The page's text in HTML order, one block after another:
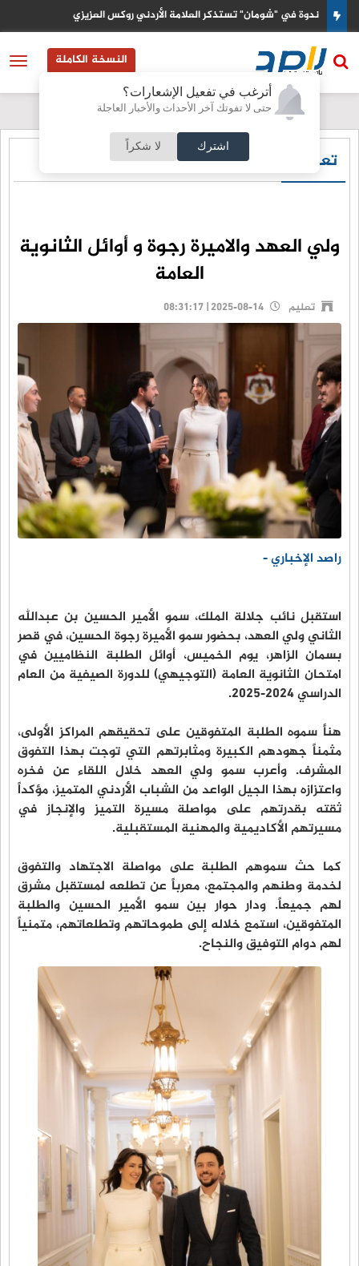
أترغب في تفعيل الإشعارات؟
حتى لا تفوتك آخر الأحداث والأخبار العاجلة
اشترك لا شكراً
حماس تؤكد جاهزيتها لتنفيذ اتفاق غزة وتطالب بضغط اميركي على
النسخة الكاملة
تعليم
ولي العهد والاميرة رجوة و أوائل الثانوية
العامة
تعليم
راصد الإخباري -
استقبل نائب جلالة الملك، سمو الأمير الحسين بن عبدالله
الثاني ولي العهد، بحضور سمو الأميرة رجوة الحسين، في قصر
بسمان الزاهر، يوم الخميس، أوائل الطلبة النظاميين في
امتحان الثانوية العامة (التوجيهي) للدورة الصيفية من العام
الدراسي 2024-2025.
هنأ سموه الطلبة المتفوقين على تحقيقهم المراكز الأولى،
مثمناً جهودهم الكبيرة ومثابرتهم التي توجت بهذا التفوق
المشرف. وأعرب سمو ولي العهد خلال اللقاء عن فخره
واعتزازه بهذا الجيل الواعد من الشباب الأردني المتميز، مؤكداً
ثقته بقدرتهم على مواصلة مسيرة التميز والإنجاز في
مسيرتهم الأكاديمية والمهنية المستقبلية.
كما حث سموهم الطلبة على مواصلة الاجتهاد والتفوق
لخدمة وطنهم والمجتمع، معرباً عن تطلعه لمستقبل مشرق
لهم جميعاً. ودار حوار بين سمو الأمير الحسين والطلبة
المتفوقين، استمع خلاله إلى طموحاتهم وتطلعاتهم، متمنياً
لهم دوام التوفيق والنجاح.